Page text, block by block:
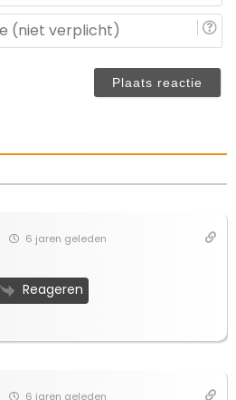
6 jaren geleden
Reageren
6 jaren geleden